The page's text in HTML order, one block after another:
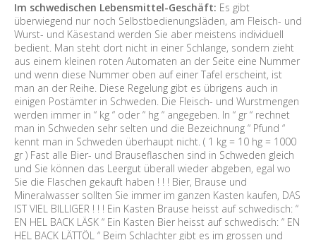
Im schwedischen Lebensmittel-Geschäft: Es gibt
überwiegend nur noch Selbstbedienungsläden, am Fleisch- und
Wurst- und Käsestand werden Sie aber meistens individuell
bedient. Man steht dort nicht in einer Schlange, sondern zieht
aus einem kleinen roten Automaten an der Seite eine Nummer
und wenn diese Nummer oben auf einer Tafel erscheint, ist
man an der Reihe. Diese Regelung gibt es übrigens auch in
einigen Postämter in Schweden. Die Fleisch- und Wurstmengen
werden immer in “ kg “ oder “ hg “ angegeben. In “ gr “ rechnet
man in Schweden sehr selten und die Bezeichnung “ Pfund “
kennt man in Schweden überhaupt nicht. ( 1 kg = 10 hg = 1000
gr ) Fast alle Bier- und Brauseflaschen sind in Schweden gleich
und Sie können das Leergut überall wieder abgeben, egal wo
Sie die Flaschen gekauft haben ! ! ! Bier, Brause und
Mineralwasser sollten Sie immer im ganzen Kasten kaufen, DAS
IST VIEL BILLIGER ! ! ! Ein Kasten Brause heisst auf schwedisch: “
EN HEL BACK LÄSK “ Ein Kasten Bier heisst auf schwedisch: “ EN
HEL BACK LÄTTÖL “ Beim Schlachter gibt es im grossen und